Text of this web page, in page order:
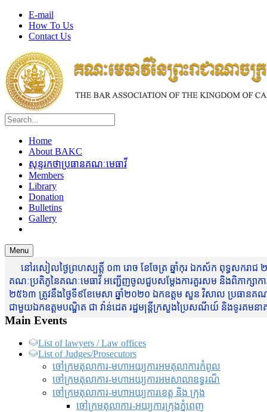
E-mail
How To Us
Contact Us
Home
About BAKC
សុន្ទរកថាប្រធានគណៈមេធាវី
Members
Library
Donation
Bulletins
Gallery
Menu
នៅរសៀលថ្ងៃព្រហស្បត្តិ៍ ០៣ រោច ខែចែត្រ ឆ្នាំកុរ ឯកស័ក ពុទ្ធសករាជ
គណៈប្រតិភូនៃគណៈមេធាវី អញ្ជើញចូលជួបសម្តែងការគួរសម និងពិភាក្សាកា
២៥៦៣ ត្រូវនឹងថ្ងៃទី៩ខែមេសា ឆ្នាំ២០២០ ឯកឧត្តម សួន វិសាល ប្រធានគណ
ជាមួយឯកឧត្តមបណ្ឌិត ជា វ៉ាន់ដេត រដ្ឋមន្រ្តីក្រសួងប្រៃសណីយ៍ និងទូរគ
Main Events
List of lawyers / Law offices
List of Judges/Prosecutors
ចៅក្រមតុលាការ-មហាអយ្យការអមតុលាការកំពូល
ចៅក្រមតុលាការ-មហាអយ្យការអមសាលាឧទ្ធរណ៏
ចៅក្រមតុលាការ-មហាអយ្យការខេត្ត និង ក្រុង
ចៅក្រមតុលាការ-អយ្យការក្រុងភ្នំពេញ